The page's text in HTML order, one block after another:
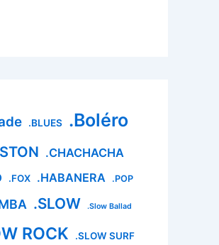
.BLUES .Boléro
.CHACHACHA
.FOX .HABANERA .POP
.SLOW .Slow Ballad
ROCK .SLOW SURF